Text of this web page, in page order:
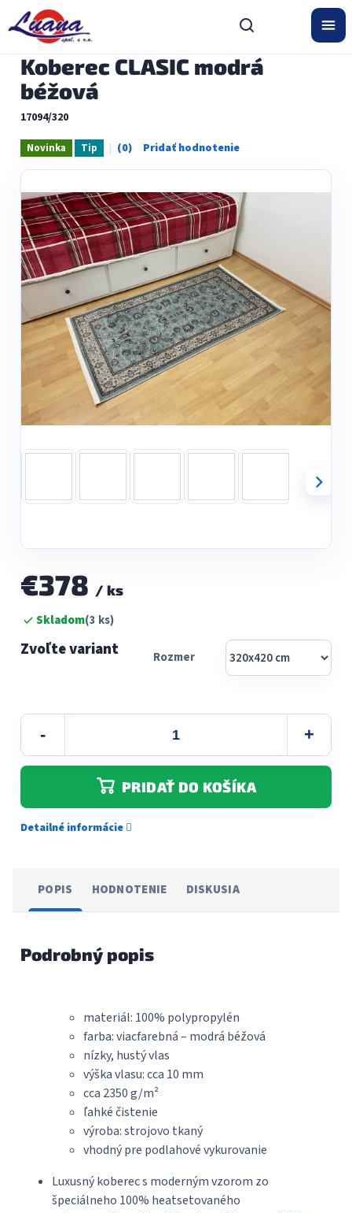
obsah
Koberec CLASIC modrá
béžová
17094/320
Novinka Tip
Priemerné
hodnotenie
je
0,0
z
5
hviezdičiek.
€378 / ks
Jednotková
cena:Skladom(3 ks)
Rozmer
PRIDAŤ DO KOŠÍKA
Detailné informácie
POPIS HODNOTENIE DISKUSIA
Podrobný popis
materiál: 100% polypropylén
farba: viacfarebná – modrá béžová
nízky, hustý vlas
výška vlasu: cca 10 mm
cca 2350 g/m²
ľahké čistenie
výroba: strojovo tkaný
vhodný pre podlahové vykurovanie
Luxusný koberec s moderným vzorom zo
špeciálneho 100% heatsetovaného